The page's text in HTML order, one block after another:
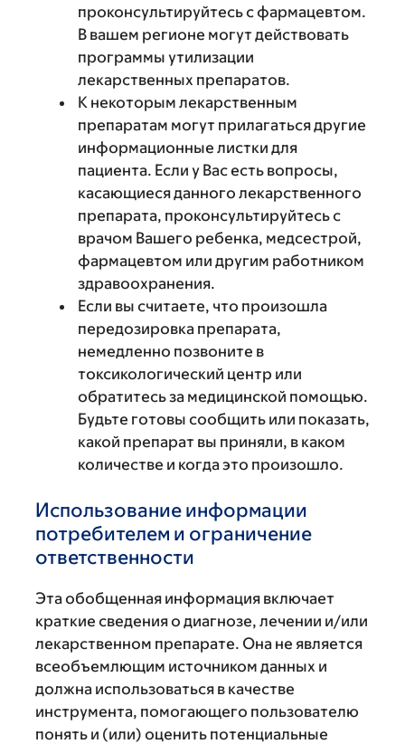
проконсультируйтесь с фармацевтом.
В вашем регионе могут действовать
программы утилизации
лекарственных препаратов.
К некоторым лекарственным
препаратам могут прилагаться другие
информационные листки для
пациента. Если у Вас есть вопросы,
касающиеся данного лекарственного
препарата, проконсультируйтесь с
врачом Вашего ребенка, медсестрой,
фармацевтом или другим работником
здравоохранения.
Если вы считаете, что произошла
передозировка препарата,
немедленно позвоните в
токсикологический центр или
обратитесь за медицинской помощью.
Будьте готовы сообщить или показать,
какой препарат вы приняли, в каком
количестве и когда это произошло.
Использование информации
потребителем и ограничение
ответственности
Эта обобщенная информация включает
краткие сведения о диагнозе, лечении и/или
лекарственном препарате. Она не является
всеобъемлющим источником данных и
должна использоваться в качестве
инструмента, помогающего пользователю
понять и (или) оценить потенциальные